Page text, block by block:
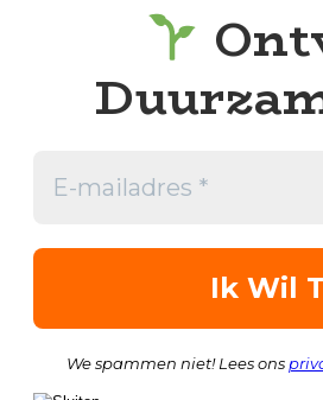
We spammen niet! Lees ons